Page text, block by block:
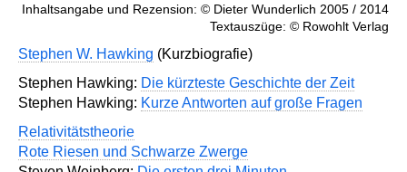
Inhaltsangabe und Rezension: © Dieter Wunderlich 2005 / 2014
Textauszüge: © Rowohlt Verlag
Stephen W. Hawking (Kurzbiografie)
Stephen Hawking: Die kürzteste Geschichte der Zeit
Stephen Hawking: Kurze Antworten auf große Fragen
Relativitätstheorie
Rote Riesen und Schwarze Zwerge